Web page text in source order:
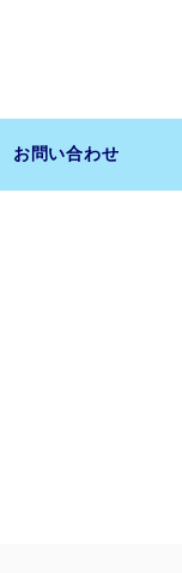
お問い合わせ